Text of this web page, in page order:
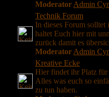
Moderator Admin
Technik Forum
In dieses Forum
haltet Euch hier mit
zurück damit es
Moderator Admin
Kreative Ecke
Hier findet ihr Platz für
Alles was euch so
zu tun haben.